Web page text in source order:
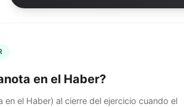
en el Haber?
en el Haber) al cierre del ejercicio cuando el